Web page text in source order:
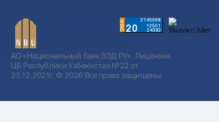
АО «Национальный банк ВЭД РУ». Лицензия
ЦБ Республики Узбекистан №22 от
25.12.2021г. © 2026 Все права защищены.